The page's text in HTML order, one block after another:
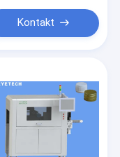
Kontakt